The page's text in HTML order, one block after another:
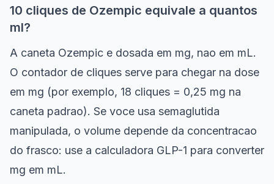
10 cliques de Ozempic equivale a quantos
ml?
A caneta Ozempic e dosada em mg, nao em mL.
O contador de cliques serve para chegar na dose
em mg (por exemplo, 18 cliques = 0,25 mg na
caneta padrao). Se voce usa semaglutida
manipulada, o volume depende da concentracao
do frasco: use a calculadora GLP-1 para converter
mg em mL.